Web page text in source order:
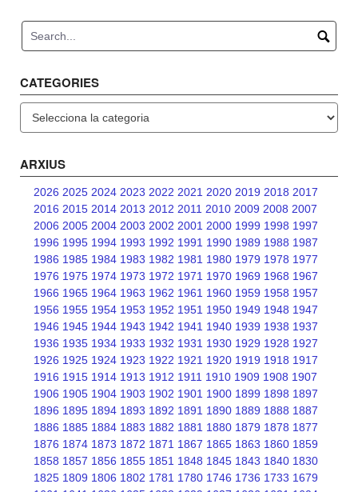
CATEGORIES
ARXIUS
2026 2025 2024 2023 2022 2021 2020 2019 2018 2017
2016 2015 2014 2013 2012 2011 2010 2009 2008 2007
2006 2005 2004 2003 2002 2001 2000 1999 1998 1997
1996 1995 1994 1993 1992 1991 1990 1989 1988 1987
1986 1985 1984 1983 1982 1981 1980 1979 1978 1977
1976 1975 1974 1973 1972 1971 1970 1969 1968 1967
1966 1965 1964 1963 1962 1961 1960 1959 1958 1957
1956 1955 1954 1953 1952 1951 1950 1949 1948 1947
1946 1945 1944 1943 1942 1941 1940 1939 1938 1937
1936 1935 1934 1933 1932 1931 1930 1929 1928 1927
1926 1925 1924 1923 1922 1921 1920 1919 1918 1917
1916 1915 1914 1913 1912 1911 1910 1909 1908 1907
1906 1905 1904 1903 1902 1901 1900 1899 1898 1897
1896 1895 1894 1893 1892 1891 1890 1889 1888 1887
1886 1885 1884 1883 1882 1881 1880 1879 1878 1877
1876 1874 1873 1872 1871 1867 1865 1863 1860 1859
1858 1857 1856 1855 1851 1848 1845 1843 1840 1830
1825 1809 1806 1802 1781 1780 1746 1736 1733 1679